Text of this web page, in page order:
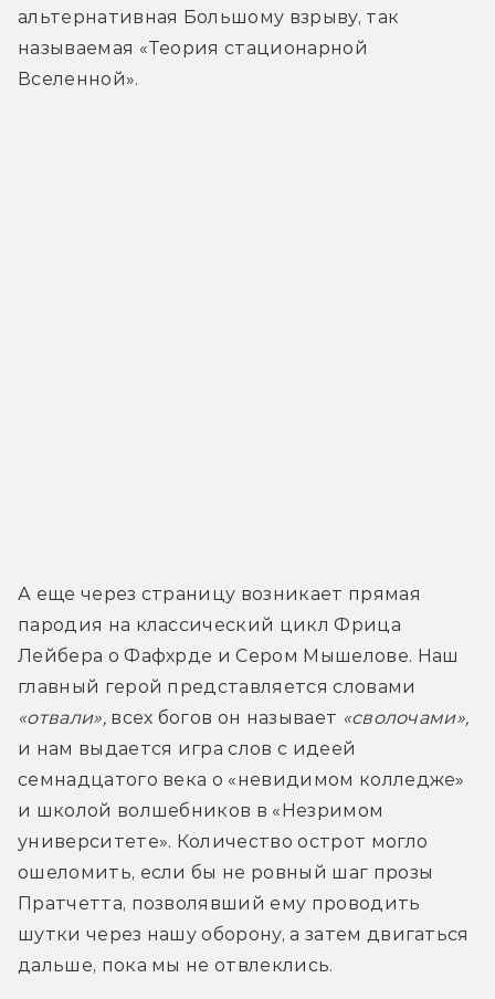
альтернативная Большому взрыву, так
называемая «Теория стационарной
Вселенной».
А еще через страницу возникает прямая
пародия на классический цикл Фрица
Лейбера о Фафхрде и Сером Мышелове. Наш
«отвали», всех богов он называет «сволочами»,
и нам выдается игра слов с идеей
семнадцатого века о «невидимом колледже»
и школой волшебников в «Незримом
университете». Количество острот могло
ошеломить, если бы не ровный шаг прозы
Пратчетта, позволявший ему проводить
шутки через нашу оборону, а затем двигаться
дальше, пока мы не отвлеклись.